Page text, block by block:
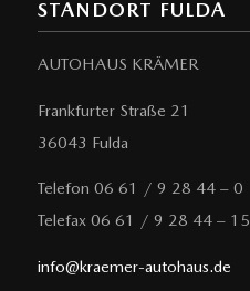
STANDORT FULDA
AUTOHAUS KRÄMER
Frankfurter Straße 21
36043 Fulda
Telefon 06 61 / 9 28 44 – 0
Telefax 06 61 / 9 28 44 – 15
info@kraemer-autohaus.de